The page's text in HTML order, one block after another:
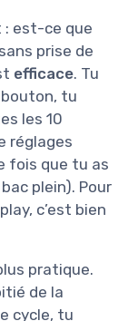
: est-ce que
prise de
efficace. Tu
tu
les 10
réglages
fois que tu as
plein). Pour
c’est bien
pratique.
de la
cycle, tu